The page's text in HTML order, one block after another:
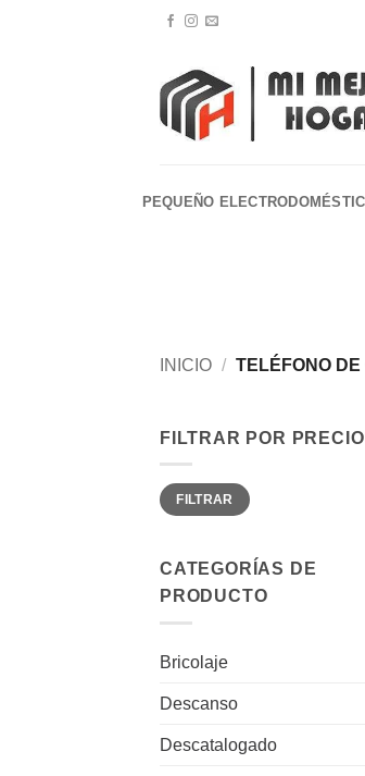
PEQUEÑO
INICIO / TELÉFONO
FILTRAR POR PRECIO
Precio
mínimo
Precio
máximo
FILTRAR
CATEGORÍAS DE
PRODUCTO
Bricolaje
Descanso
Descatalogado